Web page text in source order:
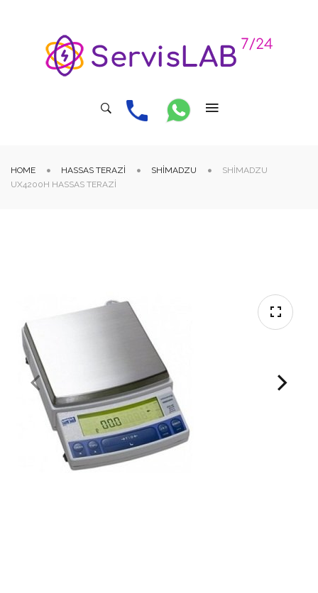
HOME HASSAS TERAZI SHIMADZU
SHIMADZU
UX4200H HASSAS TERAZI